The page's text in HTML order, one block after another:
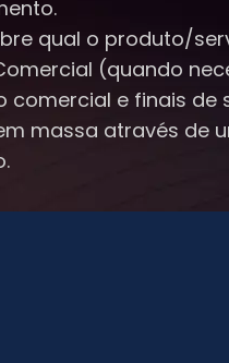
qual o produto/
(quando
comercial e finais de
massa através de